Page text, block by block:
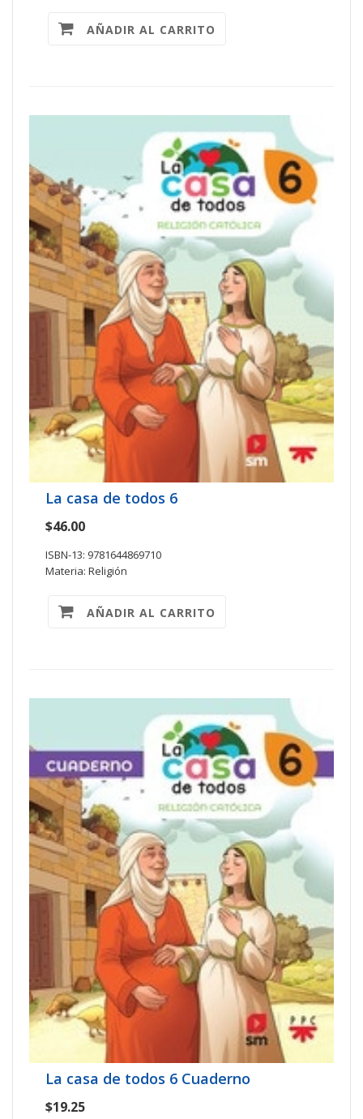
AÑADIR AL CARRITO
La casa de todos 6
$46.00
ISBN-13: 9781644869710
Materia: Religión
AÑADIR AL CARRITO
La casa de todos 6 Cuaderno
$19.25